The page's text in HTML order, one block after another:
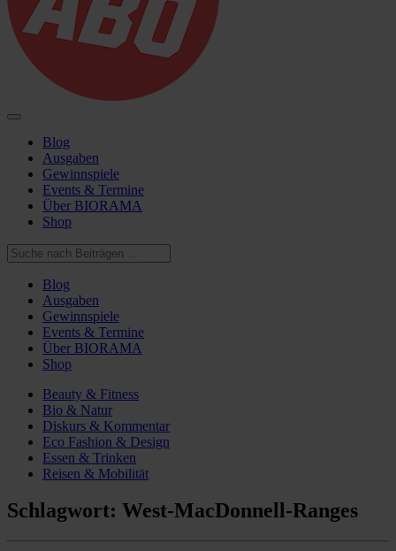
Blog
Ausgaben
Gewinnspiele
Events & Termine
Über BIORAMA
Shop
Blog
Ausgaben
Gewinnspiele
Events & Termine
Über BIORAMA
Shop
Beauty & Fitness
Bio & Natur
Diskurs & Kommentar
Eco Fashion & Design
Essen & Trinken
Reisen & Mobilität
Schlagwort: West-MacDonnell-Ranges